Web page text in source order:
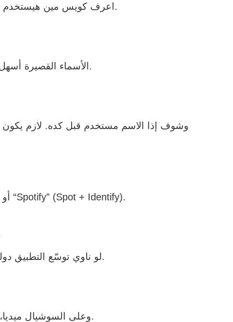
اعرف كويس مين هيستخدم تطبيقك: السن، اللغة، الاهتمامات. الاسم لازم يكون مفهوم وسهل بالنسبة لهم.
الأسماء القصيرة أسهل في الحفظ والنطق. بلاش تعقيد أو كلمات غريبة صعبة الكتابة أو الفهم.
-ممكن تدمج كلمتين ليطلع اسم جديد، زي: “Instagram” (Instant + Telegram) أو “Spotify” (Spot + Identify).
-لو ناوي توسّع التطبيق دوليًا، تأكد إن الاسم مناسب بلغات وثقافات مختلفة ومافيهوش معاني سلبية.
-لو الاسم متاح كدومين (.com أو غيره) وعلى السوشيال ميديا، ده بيزود من فرص نجاح البراند.